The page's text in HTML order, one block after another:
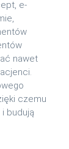
e-
nawet
czemu
budują